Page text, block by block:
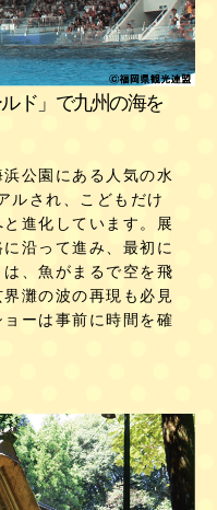
ド」で九州の海を
公園にある人気の水
ルされ、こどもだけ
進化しています。展
沿って進み、最初に
、魚がまるで空を飛
灘の波の再現も必見
ーは事前に時間を確